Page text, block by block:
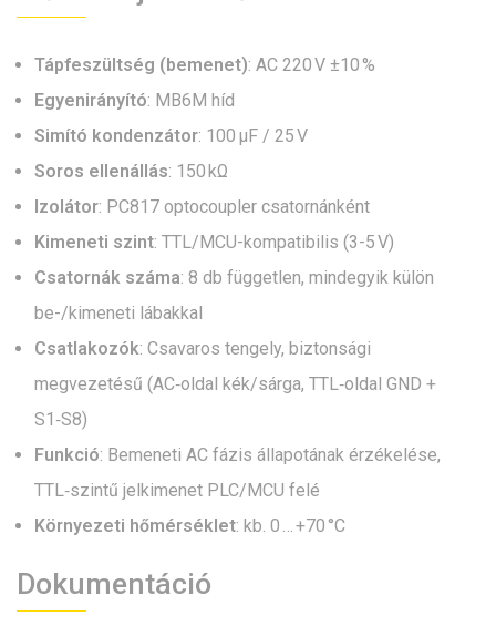
Tápfeszültség (bemenet): AC 220 V ±10 %
Egyenirányító: MB6M híd
Simító kondenzátor: 100 µF / 25 V
Soros ellenállás: 150 kΩ
Izolátor: PC817 optocoupler csatornánként
Kimeneti szint: TTL/MCU-kompatibilis (3-5 V)
Csatornák száma: 8 db független, mindegyik külön
be-/kimeneti lábakkal
Csatlakozók: Csavaros tengely, biztonsági
megvezetésű (AC‑oldal kék/sárga, TTL‑oldal GND +
S1‑S8)
Funkció: Bemeneti AC fázis állapotának érzékelése,
TTL‑szintű jelkimenet PLC/MCU felé
Környezeti hőmérséklet: kb. 0 … +70 °C
Dokumentáció